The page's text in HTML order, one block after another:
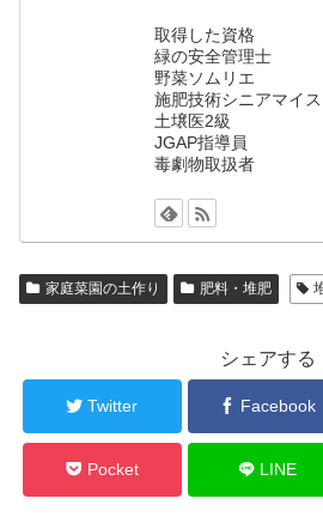
取得した資格
緑の安全管理士
野菜ソムリエ
施肥技術シニアマイ
土壌医2級
JGAP指導員
毒劇物取扱者
家庭菜園の土作り 肥料・堆肥
シェアする
Twitter Facebook
Pocket LINE